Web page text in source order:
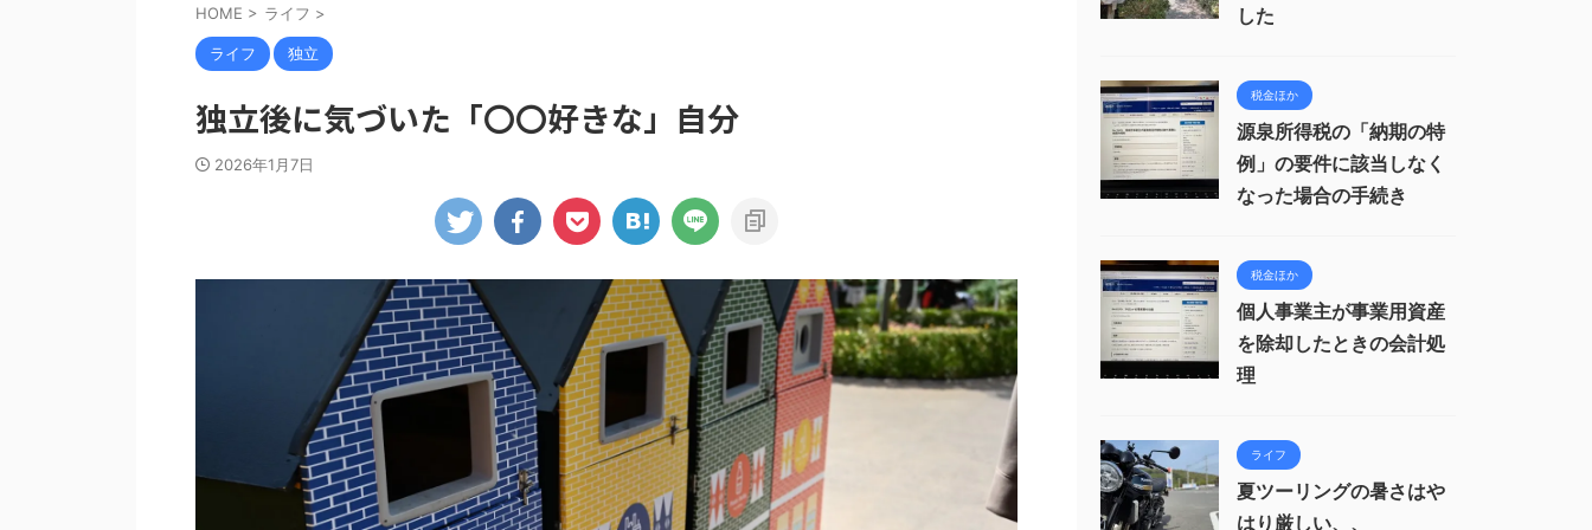
HOME > ライフ >
ライフ 独立
独立後に気づいた「〇〇好きな」自分
2026年1月7日
した
税金ほか
源泉所得税の「納期の特
例」の要件に該当しなく
なった場合の手続き
税金ほか
個人事業主が事業用資産
を除却したときの会計処
理
ライフ
夏ツーリングの暑さはや
はり厳しい、、